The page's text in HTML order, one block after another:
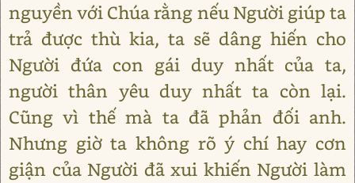
nguyền với Chúa rằng nếu Người giúp ta
trả được thù kia, ta sẽ dâng hiến cho
Người đứa con gái duy nhất của ta,
người thân yêu duy nhất ta còn lại.
Cũng vì thế mà ta đã phản đối anh.
Nhưng giờ ta không rõ ý chí hay cơn
giận của Người đã xui khiến Người làm